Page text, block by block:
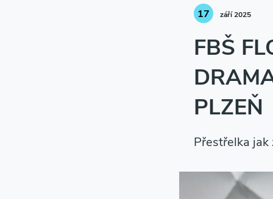
17 září 2025
FBŠ
PLZEŇ
Přestřelka jak